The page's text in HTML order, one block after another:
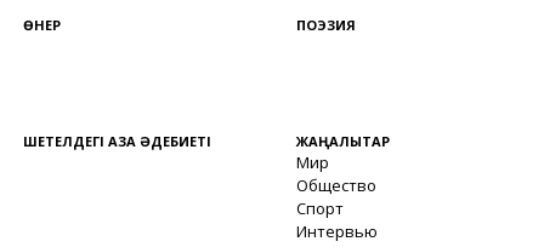
ӨНЕР ПОЭЗИЯ
ШЕТЕЛДЕГІ ҚАЗАҚ ӘДЕБИЕТІ ЖАҢАЛЫҚТАР
Мир
Общество
Спорт
Интервью